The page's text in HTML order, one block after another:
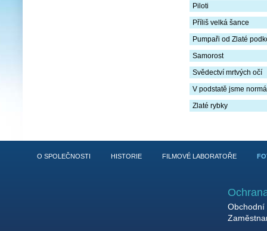
Piloti
Příliš velká šance
Pumpaři od Zlaté
Samorost
Svědectví mrtvých očí
V podstatě jsme
Zlaté rybky
O SPOLEČNOSTI HISTORIE FILMOVÉ LABORATOŘE
Obchodní